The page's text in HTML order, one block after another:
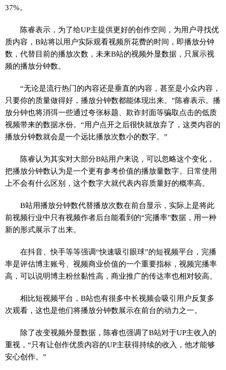
37%。
陈睿表示，为了给UP主提供更好的创作空间，为用户寻找优
质内容，B站将以用户实际观看视频所花费的时间，即播放分钟
数，代替目前的播放次数，未来B站的视频外显数据，只展示视
频的播放分钟数。
“无论是流行热门的内容还是垂直的内容，甚至是小众内容，
只要你的质量做得好，播放分钟数都能体现出来。”陈睿表示。播
放分钟也将消弭一些通过夸张标题、欺诈封面等骗取点击的低质
视频带来的数据水份。“用户点开之后很快就放弃了，这类内容的
播放分钟数就会是一个远比播放次数小的数字。”
陈睿认为其实对大部分B站用户来说，可以忽略这个变化，
把播放分钟数认为是一个更有参考价值的播放量数字。日常使用
上不会有什么区别，这个数字大就代表内容质量好的概率高。
B站用播放分钟数代替播放次数在前台显示，实际上是将此
前视频行业中只有视频作者后台能看到的“完播率”数据，用一种
新的形式展示了出来。
在抖音、快手等等强调“快速吸引眼球”的短视频平台，完播
率是评估博主账号、视频商业价值的一个重要指标，视频完播率
高，可以说明博主粉丝黏性高，商业推广的传达率也相对较高。
相比短视频平台，B站也有很多中长视频会吸引用户反复多
次观看，这也是他们将播放分钟数展示在前台的动力之一。
除了改变视频外显数据，陈睿也强调了B站对于UP主收入的
重视，“只有让创作优质内容的UP主获得持续的收入，他才能够
安心创作。”